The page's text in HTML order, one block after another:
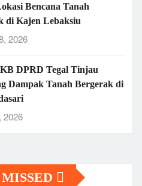
Bencana Tanah
di Kajen Lebaksiu
2026
DPRD Tegal Tinjau
Dampak Tanah Bergerak di
2026